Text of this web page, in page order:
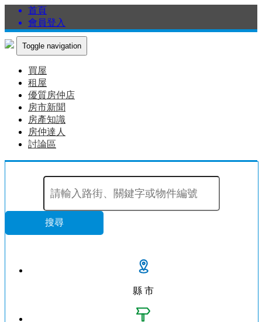
首頁
會員登入
Toggle navigation
買屋
租屋
優質房仲店
房市新聞
房產知識
房仲達人
討論區
搜尋
縣 市